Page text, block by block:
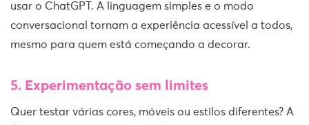
usar o ChatGPT. A linguagem simples e o modo
conversacional tornam a experiência acessível a todos,
mesmo para quem está começando a decorar.
5. Experimentação sem limites
Quer testar várias cores, móveis ou estilos diferentes? A